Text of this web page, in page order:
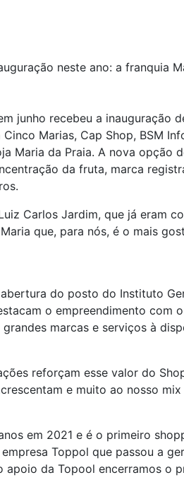
neste ano: a franquia
junho recebeu a inauguração
Marias, Cap Shop, BSM
Maria da Praia. A nova opção
da fruta, marca
Carlos Jardim, que já eram
que, para nós, é o mais
do posto do Instituto
o empreendimento com
marcas e serviços à
reforçam esse valor do
e muito ao nosso mix
em 2021 e é o primeiro
Toppol que passou a
da Topool encerramos o